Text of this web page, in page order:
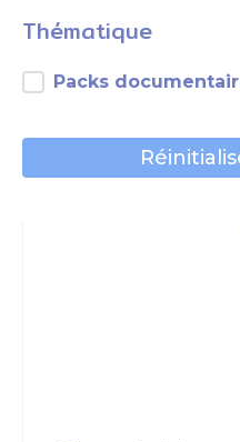
Thématique
Thématique
Packs